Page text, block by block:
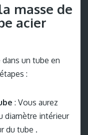
masse de
acier
un tube en
:
: Vous aurez
diamètre intérieur
du tube .